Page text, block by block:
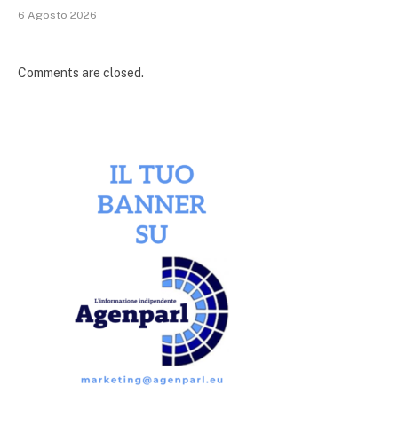
6 Agosto 2026
Comments are closed.